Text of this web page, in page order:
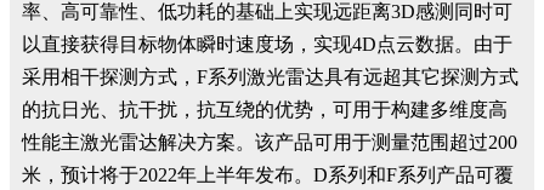
率、高可靠性、低功耗的基础上实现远距离3D感测同时可
以直接获得目标物体瞬时速度场，实现4D点云数据。由于
采用相干探测方式，F系列激光雷达具有远超其它探测方式
的抗日光、抗干扰，抗互绕的优势，可用于构建多维度高
性能主激光雷达解决方案。该产品可用于测量范围超过200
米，预计将于2022年上半年发布。D系列和F系列产品可覆